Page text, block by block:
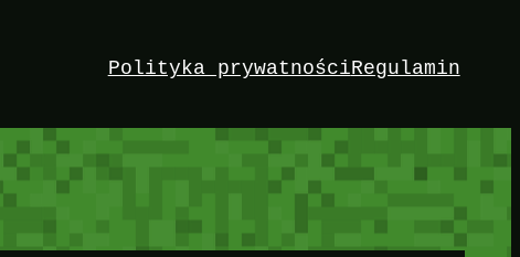
Polityka prywatnościRegulamin